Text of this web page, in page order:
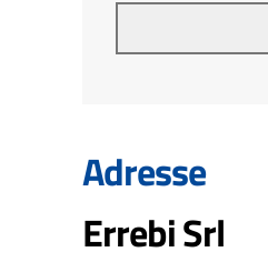
Adresse
Errebi Srl